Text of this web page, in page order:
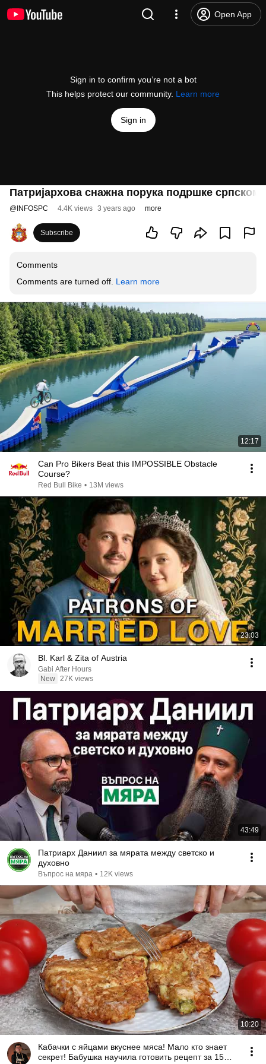
Open App
Sign in to confirm you’re not a bot
This helps protect our community. Learn more
Sign in
Патријархова снажна порука подршке српском
@ INFOSPC 4.4K views 3 years ago more
Subscribe
Comments
Comments are turned off. Learn more
12:17
Can Pro Bikers Beat this IMPOSSIBLE Obstacle
Course?
Red Bull Bike • 13M views
23:03
Bl. Karl & Zita of Austria
Gabi After Hours
New 27K views
43:49
Патриарх Даниил за мярата между светско и
духовно
Въпрос на мяра • 12K views
10:20
Кабачки с яйцами вкуснее мяса! Мало кто знает
секрет! Бабушка научила готовить рецепт за 15